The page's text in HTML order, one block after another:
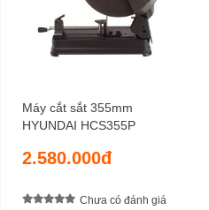
Máy cắt sắt 355mm
HYUNDAI HCS355P
2.580.000đ
Chưa có đánh giá